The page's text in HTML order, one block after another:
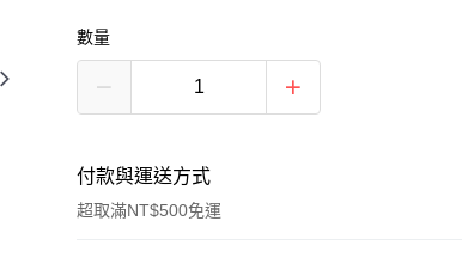
數量
付款與運送方式
超取滿NT$500免運